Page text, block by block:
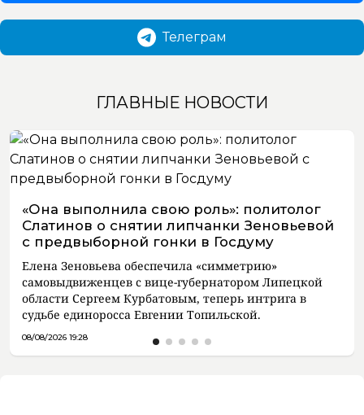
Телеграм
ГЛАВНЫЕ НОВОСТИ
«Она выполнила свою роль»: политолог
Слатинов о снятии липчанки Зеновьевой
с предвыборной гонки в Госдуму
Елена Зеновьева обеспечила «симметрию»
самовыдвиженцев с вице-губернатором Липецкой
области Сергеем Курбатовым, теперь интрига в
судьбе единоросса Евгении Топильской.
08/08/2026 19:28